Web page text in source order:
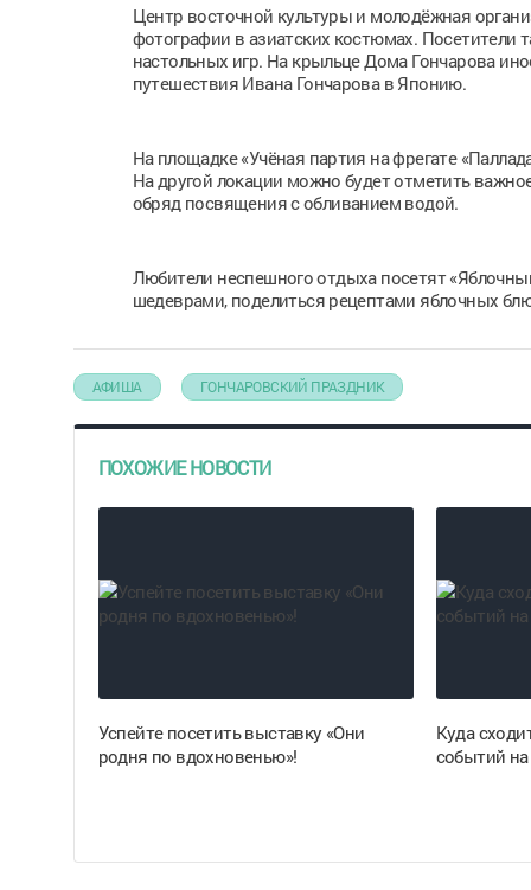
Центр восточной культуры и молодёжная
фотографии в азиатских костюмах. Посетители
настольных игр. На крыльце Дома Гончарова
путешествия Ивана Гончарова в Японию.
На площадке «Учёная партия на фрегате
На другой локации можно будет отметить
обряд посвящения с обливанием водой.
Любители неспешного отдыха посетят
шедеврами, поделиться рецептами яблочных
АФИША ГОНЧАРОВСКИЙ ПРАЗДНИК
ПОХОЖИЕ НОВОСТИ
Успейте посетить выставку «Они
родня по вдохновенью»!
Куда
событий на